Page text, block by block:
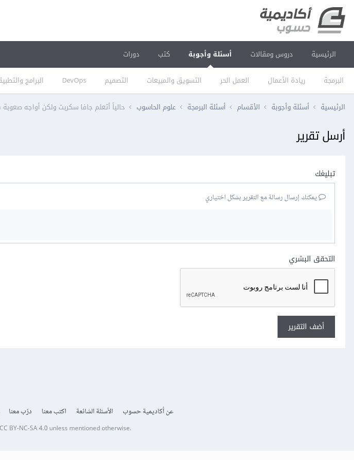
الرئيسية دروس ومقالات أسئلة وأجوبة
البرمجة ريادة الأعمال العمل الحر التسويق والمبيعات التصميم DevOps البرامج
كتب دورات
الرئيسية أسئلة وأجوبة الأقسام أسئلة البرمجة علوم الحاسوب حالياً أتعلم جافا سكربت ولكن أواجه
أرسل تقرير
تبليغك
يمكنك إرسال رسالة مع التقرير بشكل اختياري
التحقق البشري
أضف التقرير
عن أكاديمية حسوب الأسئلة الشائعة اكتب معنا درّب معنا
CC BY-NC-SA 4.0unless mentioned otherwise.